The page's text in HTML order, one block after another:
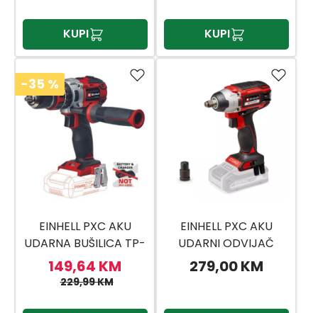
KUPI KUPI
-35 %
EINHELL PXC AKU
UDARNA BUŠILICA TP-
CD 18 LI-I BL - SOLO
149,64 KM
229,99 KM
EINHELL PXC AKU
UDARNI ODVIJAČ
IMPAXXO 18/230
279,00 KM